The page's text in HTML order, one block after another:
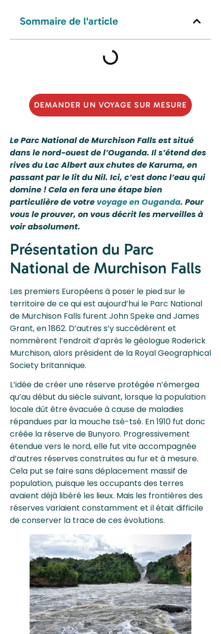
Le Parc National de Murchison Falls est situé
dans le nord-ouest de l’Ouganda. Il s’étend des
rives du Lac Albert aux chutes de Karuma, en
passant par le lit du Nil. Ici, c’est donc l’eau qui
domine ! Cela en fera une étape bien
particulière de votre voyage en Ouganda. Pour
vous le prouver, on vous décrit les merveilles à
voir absolument.
Présentation du Parc
National de Murchison Falls
Les premiers Européens à poser le pied sur le
territoire de ce qui est aujourd’hui le Parc National
de Murchison Falls furent John Speke and James
Grant, en 1862. D’autres s’y succédèrent et
nommèrent l’endroit d’après le géologue Roderick
Murchison, alors président de la Royal Geographical
Society britannique.
L’idée de créer une réserve protégée n’émergea
qu’au début du siècle suivant, lorsque la population
locale dût être évacuée à cause de maladies
répandues par la mouche tsé-tsé. En 1910 fut donc
créée la réserve de Bunyoro. Progressivement
étendue vers le nord, elle fut vite accompagnée
d’autres réserves construites au fur et à mesure.
Cela put se faire sans déplacement massif de
population, puisque les occupants des terres
avaient déjà libéré les lieux. Mais les frontières des
réserves variaient constamment et il était difficile
de conserver la trace de ces évolutions.
Sommaire de l'article
DEMANDER UN VOYAGE SUR MESURE